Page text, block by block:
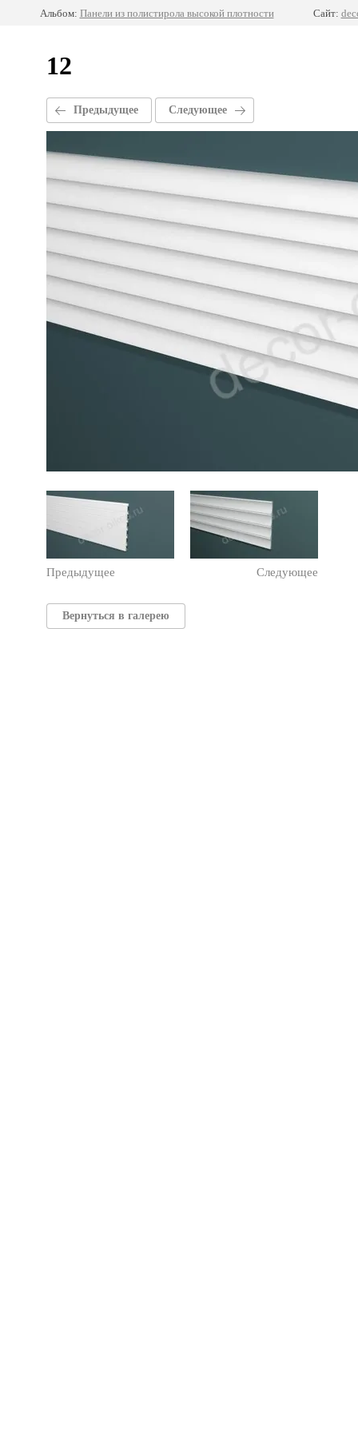
Альбом: Панели из полистирола высокой плотности Сайт:
12
Предыдущее Следующее
Предыдущее Следующее
Вернуться в галерею